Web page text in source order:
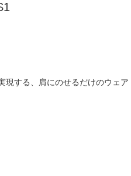
現する、肩にのせるだけのウェア